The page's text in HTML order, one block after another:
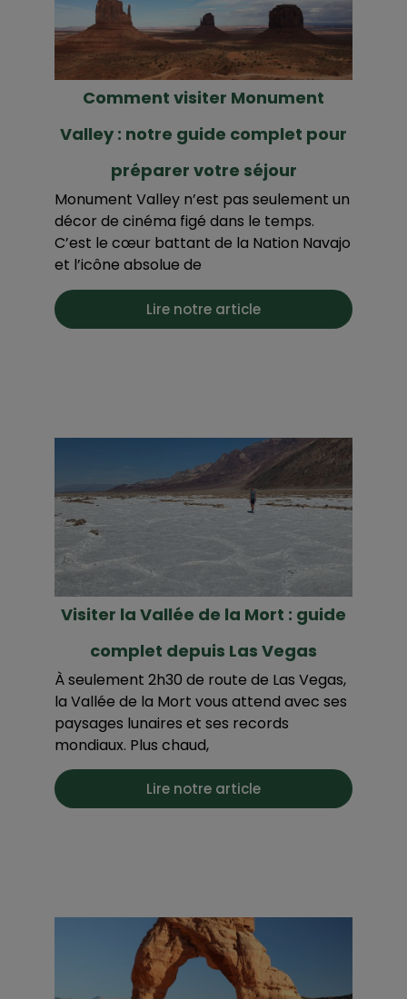
Comment visiter Monument
Valley : notre guide complet pour
préparer votre séjour
Monument Valley n’est pas seulement un
décor de cinéma figé dans le temps.
C’est le cœur battant de la Nation Navajo
et l’icône absolue de
Lire notre article
Visiter la Vallée de la Mort : guide
complet depuis Las Vegas
À seulement 2h30 de route de Las Vegas,
la Vallée de la Mort vous attend avec ses
paysages lunaires et ses records
mondiaux. Plus chaud,
Lire notre article